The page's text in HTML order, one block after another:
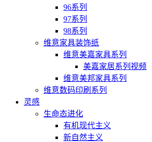
96系列
97系列
98系列
维意家具装饰纸
维意美嘉家具系列
美嘉家居系列视频
维意美邦家具系列
维意数码印刷系列
灵感
生命态进化
有机现代主义
新自然主义